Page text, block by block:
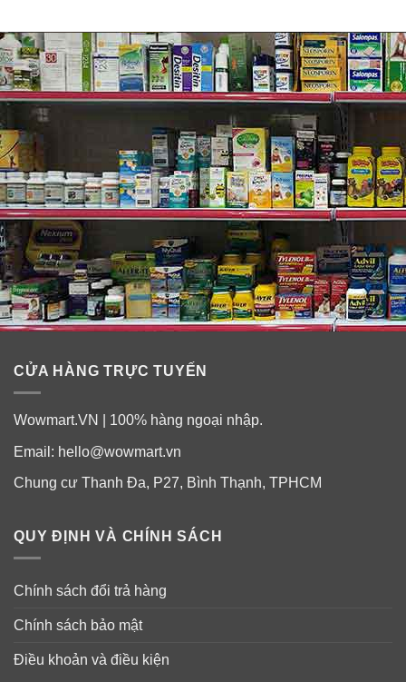
Bánh sản xuất tạiĐài Loanđược nhập và bán ởMỹ.
CỬA HÀNG TRỰC TUYẾN
Wowmart.VN | 100% hàng ngoại nhập.
Email: hello@wowmart.vn
Chung cư Thanh Đa, P27, Bình Thạnh, TPHCM
QUY ĐỊNH VÀ CHÍNH SÁCH
Chính sách đổi trả hàng
Chính sách bảo mật
Điều khoản và điều kiện